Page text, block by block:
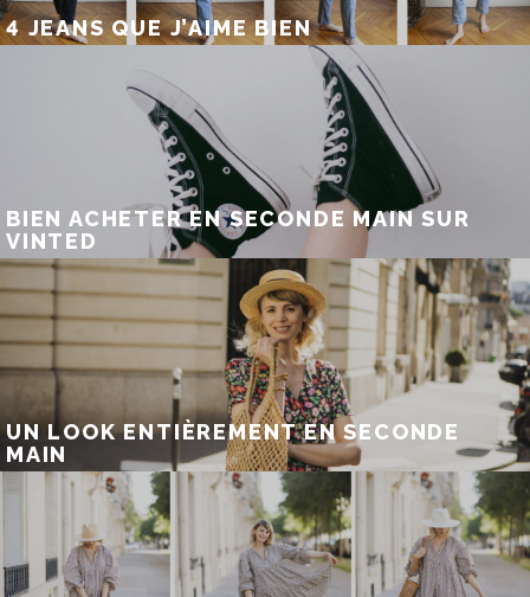
4 JEANS QUE J’AIME BIEN
BIEN ACHETER EN SECONDE MAIN SUR
VINTED
UN LOOK ENTIÈREMENT EN SECONDE
MAIN